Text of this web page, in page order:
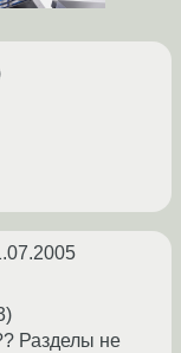
Разделы не